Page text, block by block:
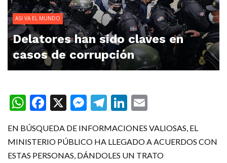
ASI VA EL MUNDO
Delatores han sido claves en
casos de corrupción
WhatsApp
Facebook
X Messenger
Telegram
LinkedIn
EN BÚSQUEDA DE INFORMACIONES VALIOSAS, EL
MINISTERIO PÚBLICO HA LLEGADO A ACUERDOS CON
ESTAS PERSONAS, DÁNDOLES UN TRATO